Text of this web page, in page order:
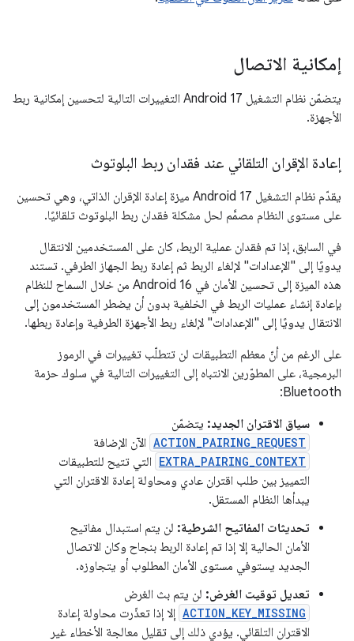
إمكانية الاتصال
يتضمّن نظام التشغيل Android 17 التغييرات التالية لتحسين إمكانية ربط
الأجهزة.
إعادة الإقران التلقائي عند فقدان ربط البلوتوث
يقدّم نظام التشغيل Android 17 ميزة إعادة الإقران الذاتي، وهي تحسين
على مستوى النظام مصمَّم لحل مشكلة فقدان ربط البلوتوث تلقائيًا.
في السابق، إذا تم فقدان عملية الربط، كان على المستخدمين الانتقال
يدويًا إلى "الإعدادات" لإلغاء الربط ثم إعادة ربط الجهاز الطرفي. تستند
هذه الميزة إلى تحسين الأمان في Android 16 من خلال السماح للنظام
بإعادة إنشاء عمليات الربط في الخلفية بدون أن يضطر المستخدمون إلى
الانتقال يدويًا إلى "الإعدادات" لإلغاء ربط الأجهزة الطرفية وإعادة ربطها.
على الرغم من أنّ معظم التطبيقات لن تتطلّب تغييرات في الرموز
البرمجية، على المطوّرين الانتباه إلى التغييرات التالية في سلوك حزمة
Bluetooth:
سياق الاقتران الجديد: يتضمّن
ACTION_PAIRING_REQUEST الآن الإضافة
EXTRA_PAIRING_CONTEXT التي تتيح للتطبيقات
التمييز بين طلب اقتران عادي ومحاولة إعادة الاقتران التي
يبدأها النظام المستقل.
تحديثات المفاتيح الشرطية: لن يتم استبدال مفاتيح
الأمان الحالية إلا إذا تم إعادة الربط بنجاح وكان الاتصال
الجديد يستوفي مستوى الأمان المطلوب أو يتجاوزه.
تعديل توقيت الغرض: لن يتم بث الغرض
ACTION_KEY_MISSING إلا إذا تعذّرت محاولة إعادة
الاقتران التلقائي. يؤدي ذلك إلى تقليل معالجة الأخطاء غير